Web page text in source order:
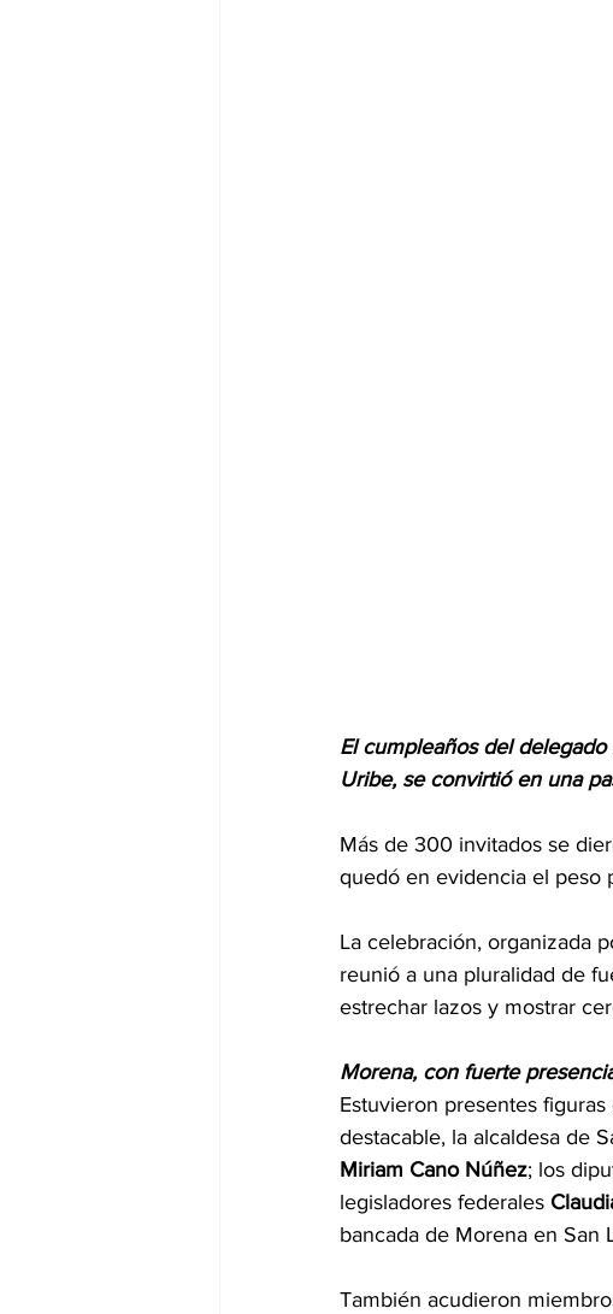
El cumpleaños del
Uribe, se convirtió en una
Más de 300 invitados se
quedó en evidencia el peso
La celebración, organizada
reunió a una pluralidad de
estrechar lazos y mostrar
Morena, con fuerte
Estuvieron presentes figuras
destacable, la alcaldesa de
Miriam Cano Núñez; los
legisladores federales
bancada de Morena en San
También acudieron